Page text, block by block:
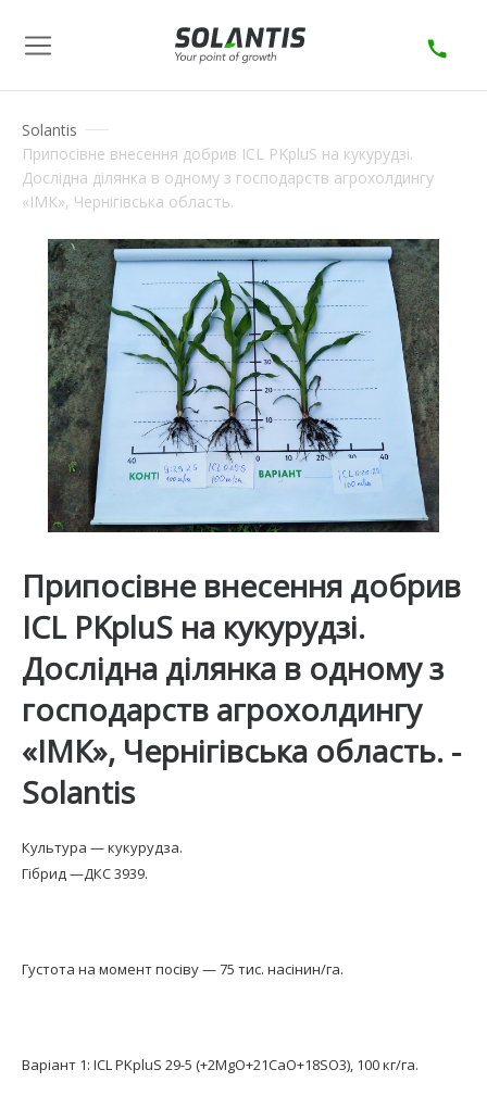
Solantis
Припосівне внесення добрив ICL PKpluS на кукурудзі.
Дослідна ділянка в одному з господарств агрохолдингу
«ІМК», Чернігівська область.
Припосівне внесення добрив
ICL PKpluS на кукурудзі.
Дослідна ділянка в одному з
господарств агрохолдингу
«ІМК», Чернігівська область. -
Solantis
Культура — кукурудза.
Гібрид —ДКС 3939.
Густота на момент посіву — 75 тис. насінин/га.
Варіант 1: ICL PKpluS 29-5 (+2MgO+21CaO+18SO3), 100 кг/га.